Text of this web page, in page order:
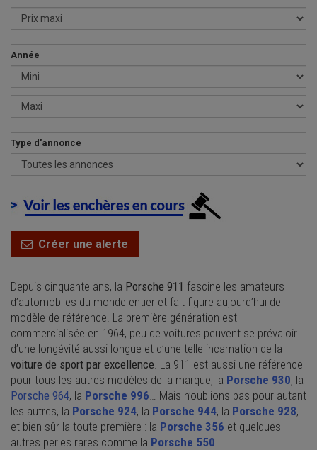
Année
Type d'annonce
Créer une alerte
Depuis cinquante ans, la Porsche 911 fascine les amateurs
d’automobiles du monde entier et fait figure aujourd’hui de
modèle de référence. La première génération est
commercialisée en 1964, peu de voitures peuvent se prévaloir
d’une longévité aussi longue et d’une telle incarnation de la
voiture de sport par excellence . La 911 est aussi une référence
pour tous les autres modèles de la marque, la Porsche 930, la
Porsche 964, la Porsche 996 … Mais n’oublions pas pour autant
les autres, la Porsche 924, la Porsche 944, la Porsche 928,
et bien sûr la toute première : la Porsche 356 et quelques
autres perles rares comme la Porsche 550